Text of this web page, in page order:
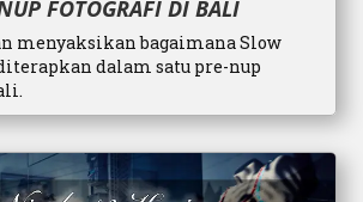
FOTOGRAFI DI BALI
menyaksikan bagaimana Slow
dalam satu pre-nup